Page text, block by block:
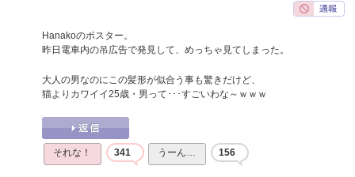
Hanakoのポスター。
昨日電車内の吊広告で発見して、めっちゃ見てしまった。
大人の男なのにこの髪形が似合う事も驚きだけど、
猫よりカワイイ25歳・男って･･･すごいわな～ｗｗｗ
それな！ 341 うーん… 156